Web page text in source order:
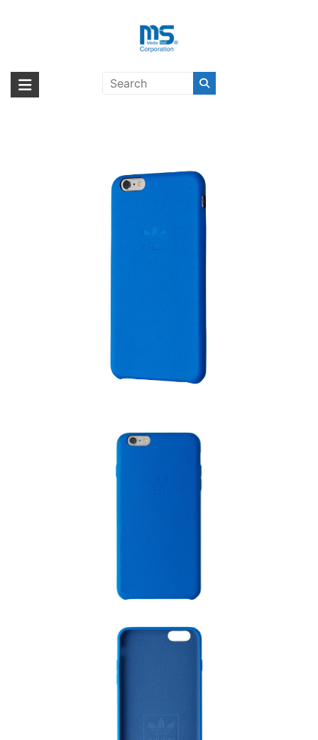
海外輸入ブランド商品｜株式会社
海外事業部が取り揃えている海外輸入商品には、日本では珍しい「海外ブ
ランド」をはじめ「ユニークな商品」「機能的な商品」「コストパフォー
Slim Case iPhone 6s Plus